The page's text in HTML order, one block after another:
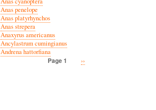
Anas penelope
Anas platyrhynchos
Anas strepera
Anaxyrus americanus
Ancylastrum cumingianus
Andrena hattorfiana
Page 1
Next
››